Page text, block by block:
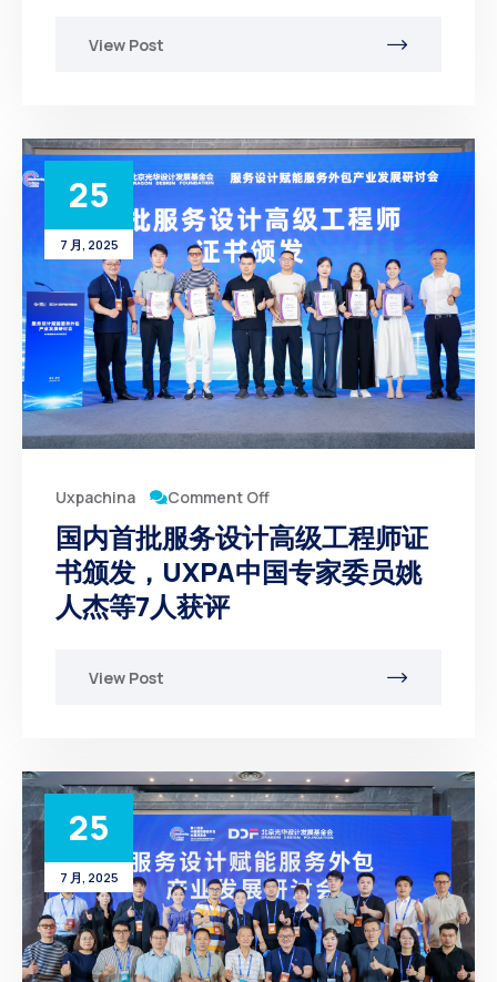
View Post
25
7 月, 2025
Uxpachina Comment Off
国内首批服务设计高级工程师证
书颁发，UXPA中国专家委员姚
人杰等7人获评
View Post
25
7 月, 2025